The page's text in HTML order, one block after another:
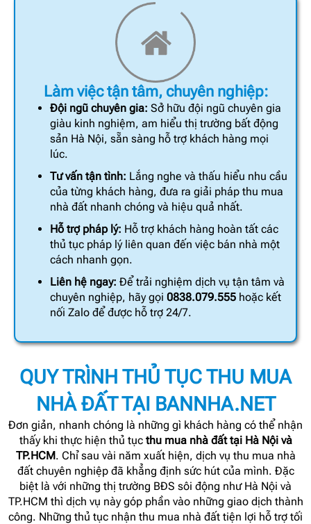
Làm việc tận tâm, chuyên nghiệp:
Đội ngũ chuyên gia: Sở hữu đội ngũ chuyên gia
giàu kinh nghiệm, am hiểu thị trường bất động
sản Hà Nội, sẵn sàng hỗ trợ khách hàng mọi
lúc.
Tư vấn tận tình: Lắng nghe và thấu hiểu nhu cầu
của từng khách hàng, đưa ra giải pháp thu mua
nhà đất nhanh chóng và hiệu quả nhất.
Hỗ trợ pháp lý: Hỗ trợ khách hàng hoàn tất các
thủ tục pháp lý liên quan đến việc bán nhà một
cách nhanh gọn.
Liên hệ ngay: Để trải nghiệm dịch vụ tận tâm và
chuyên nghiệp, hãy gọi 0838.079.555 hoặc kết
nối Zalo để được hỗ trợ 24/7.
QUY TRÌNH THỦ TỤC THU MUA
NHÀ ĐẤT TẠI BANNHA.NET
Đơn giản, nhanh chóng là những gì khách hàng có thể nhận
thấy khi thực hiện thủ tục thu mua nhà đất tại Hà Nội và
TP.HCM. Chỉ sau vài năm xuất hiện, dịch vụ thu mua nhà
đất chuyên nghiệp đã khẳng định sức hút của mình. Đặc
biệt là với những thị trường BĐS sôi động như Hà Nội và
TP.HCM thì dịch vụ này góp phần vào những giao dịch thành
công. Những thủ tục nhận thu mua nhà đất tiện lợi hỗ trợ tối